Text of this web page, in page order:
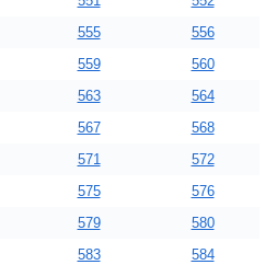
555
556
559
560
563
564
567
568
571
572
575
576
579
580
583
584